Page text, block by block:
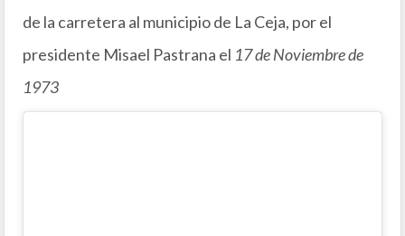
de la carretera al municipio de La Ceja, por el
presidente Misael Pastrana el 17 de Noviembre de
1973